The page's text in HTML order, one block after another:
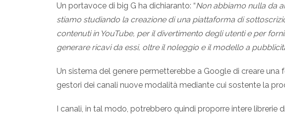
Un portavoce di big G ha dichiaranto: “Non abbiamo nulla da
stiamo studiando la creazione di una piattaforma di
contenuti in YouTube, per il divertimento degli utenti e per
generare ricavi da essi, oltre il noleggio e il modello a
Un sistema del genere permetterebbe a Google di creare una
gestori dei canali nuove modalità mediante cui sostente la
I canali, in tal modo, potrebbero quindi proporre intere librerie